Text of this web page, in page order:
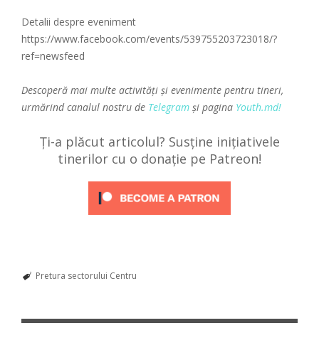
Detalii despre eveniment
https://www.facebook.com/events/539755203723018/?
ref=newsfeed
Descoperă mai multe activități și evenimente pentru tineri,
urmărind canalul nostru de Telegram și pagina Youth.md!
Ți-a plăcut articolul? Susține inițiativele
tinerilor cu o donație pe Patreon!
Pretura sectorului Centru